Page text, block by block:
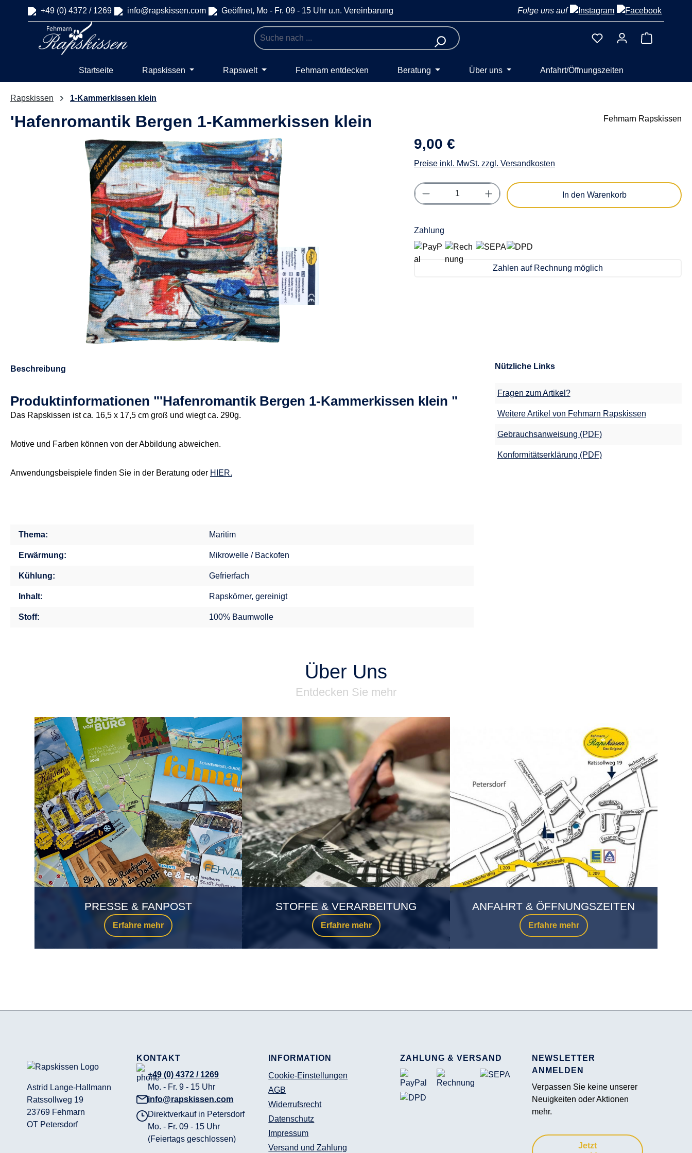
Zur Hauptnavigation springen
+49 (0) 4372 / 1269 info@rapskissen.com Geöffnet, Mo - Fr. 09 - 15 Uhr u.n. Vereinbarung Folge uns auf
Startseite Rapskissen Rapswelt Fehmarn entdecken Beratung Über uns Anfahrt/Öffnungszeiten
Rapskissen 1-Kammerkissen klein
'Hafenromantik Bergen 1-Kammerkissen klein
Fehmarn Rapskissen
9,00 €
Preise inkl. MwSt. zzgl. Versandkosten
Produkt Anzahl: Gib den gewünschten Wert ein
In den Warenkorb
Zahlung
Zahlen auf Rechnung möglich
Beschreibung
Produktinformationen "'Hafenromantik Bergen 1-Kammerkissen klein "
Das Rapskissen ist ca. 16,5 x 17,5 cm groß und wiegt ca. 290g.
Motive und Farben können von der Abbildung abweichen.
Anwendungsbeispiele finden Sie in der Beratung oder HIER.
Thema: Maritim
Erwärmung: Mikrowelle / Backofen
Kühlung: Gefrierfach
Inhalt: Rapskörner, gereinigt
Stoff: 100% Baumwolle
Nützliche Links
Fragen zum Artikel?
Weitere Artikel von Fehmarn Rapskissen
Gebrauchsanweisung (PDF)
Konformitätserklärung (PDF)
Über Uns
Entdecken Sie mehr
Erfahre mehr
PRESSE & FANPOST
Erfahre mehr
STOFFE & VERARBEITUNG
Erfahre mehr
ANFAHRT & ÖFFNUNGSZEITEN
Astrid Lange-Hallmann
Ratssollweg 19
23769 Fehmarn
OT Petersdorf
KONTAKT
+49 (0) 4372 / 1269
Mo. - Fr. 9 - 15 Uhr
info@rapskissen.com
Direktverkauf in Petersdorf
Mo. - Fr. 09 - 15 Uhr
(Feiertags geschlossen)
INFORMATION
Cookie-Einstellungen
AGB
Widerrufsrecht
Datenschutz
Impressum
Versand und Zahlung
ZAHLUNG & VERSAND
NEWSLETTER
ANMELDEN
Verpassen Sie keine unserer
Neuigkeiten oder Aktionen
mehr.
Jetzt